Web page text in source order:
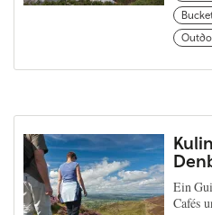
Ein
Cafés